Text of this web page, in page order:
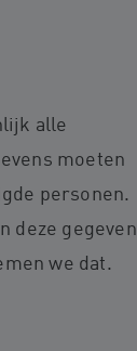
alle
moeten
personen.
deze
we dat.